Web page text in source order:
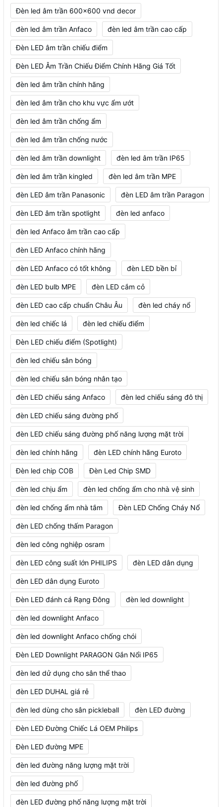
Đèn led âm trần 600x600 vnd decor
đèn led âm trần Anfaco đèn led âm trần cao cấp
Đèn LED âm trần chiếu điểm
Đèn LED Âm Trần Chiếu Điểm Chính Hãng Giá Tốt
đèn led âm trần chính hãng
đèn led âm trần cho khu vực ẩm ướt
đèn led âm trần chống ẩm
đèn led âm trần chống nước
đèn led âm trần downlight đèn led âm trần IP65
đèn led âm trần kingled đèn led âm trần MPE
đèn LED âm trần Panasonic đèn LED âm trần Paragon
đèn LED âm trần spotlight đèn led anfaco
đèn led Anfaco âm trần cao cấp
đèn LED Anfaco chính hãng
đèn LED Anfaco có tốt không đèn LED bền bỉ
đèn LED bulb MPE đèn LED cắm cỏ
đèn LED cao cấp chuẩn Châu Âu đèn led cháy nổ
đèn led chiếc lá đèn led chiếu điểm
Đèn LED chiếu điểm (Spotlight)
đèn led chiếu sân bóng
đèn led chiếu sân bóng nhân tạo
đèn LED chiếu sáng Anfaco đèn led chiếu sáng đô thị
đèn LED chiếu sáng đường phố
đèn LED chiếu sáng đường phố năng lượng mặt trời
đèn led chính hãng đèn LED chính hãng Euroto
Đèn led chip COB Đèn Led Chip SMD
đèn led chịu ẩm đèn led chống ẩm cho nhà vệ sinh
đèn led chống ẩm nhà tắm Đèn LED Chống Cháy Nổ
đèn LED chống thấm Paragon
đèn led công nghiệp osram
đèn LED công suất lớn PHILIPS đèn LED dân dụng
đèn LED dân dụng Euroto
Đèn LED đánh cá Rạng Đông đèn led downlight
đèn led downlight Anfaco
đèn led downlight Anfaco chống chói
Đèn LED Downlight PARAGON Gắn Nổi IP65
đèn led dử dụng cho sân thể thao
đèn LED DUHAL giá rẻ
đèn led dùng cho sân pickleball đèn LED đường
Đèn LED Đường Chiếc Lá OEM Philips
Đèn LED đường MPE
đèn led đường năng lượng mặt trời
đèn led đường phố
đèn LED đường phố năng lượng mặt trời